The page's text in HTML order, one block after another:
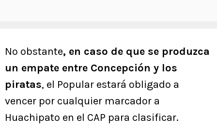
No obstante, en caso de que se produzca
un empate entre Concepción y los
piratas, el Popular estará obligado a
vencer por cualquier marcador a
Huachipato en el CAP para clasificar.